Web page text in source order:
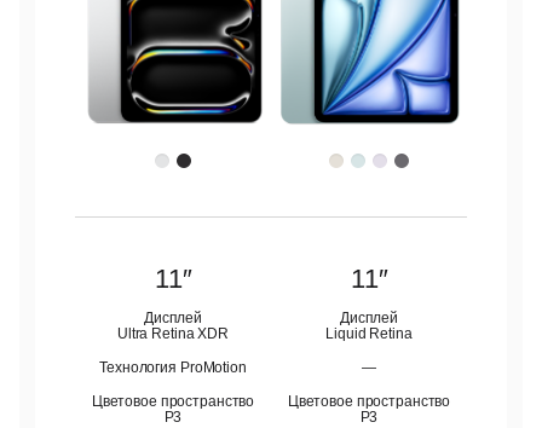
11″
Дисплей
Ultra Retina XDR
Технология ProMotion
Цветовое пространство
P3
11″
Дисплей
Liquid Retina
—
Цветовое пространство
P3